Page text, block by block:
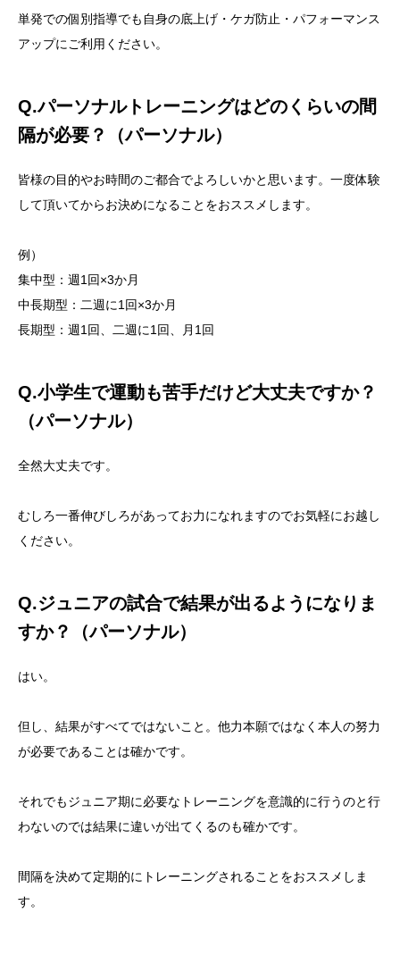
単発での個別指導でも自身の底上げ・ケガ防止・パフォーマンス
アップにご利用ください。
Q.パーソナルトレーニングはどのくらいの間
隔が必要？（パーソナル）
皆様の目的やお時間のご都合でよろしいかと思います。一度体験
して頂いてからお決めになることをおススメします。
例）
集中型：週1回×3か月
中長期型：二週に1回×3か月
長期型：週1回、二週に1回、月1回
Q.小学生で運動も苦手だけど大丈夫ですか？
（パーソナル）
全然大丈夫です。
むしろ一番伸びしろがあってお力になれますのでお気軽にお越し
ください。
Q.ジュニアの試合で結果が出るようになりま
すか？（パーソナル）
はい。
但し、結果がすべてではないこと。他力本願ではなく本人の努力
が必要であることは確かです。
それでもジュニア期に必要なトレーニングを意識的に行うのと行
わないのでは結果に違いが出てくるのも確かです。
間隔を決めて定期的にトレーニングされることをおススメしま
す。